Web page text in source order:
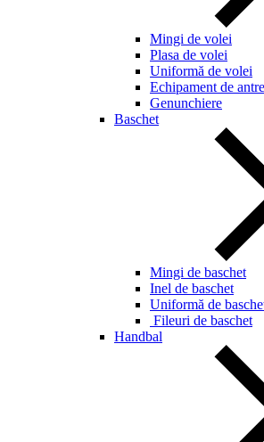
Mingi de volei
Plasa de volei
Uniformă de volei
Echipament de
Genunchiere
Baschet
Mingi de baschet
Inel de baschet
Uniformă de
Fileuri de baschet
Handbal